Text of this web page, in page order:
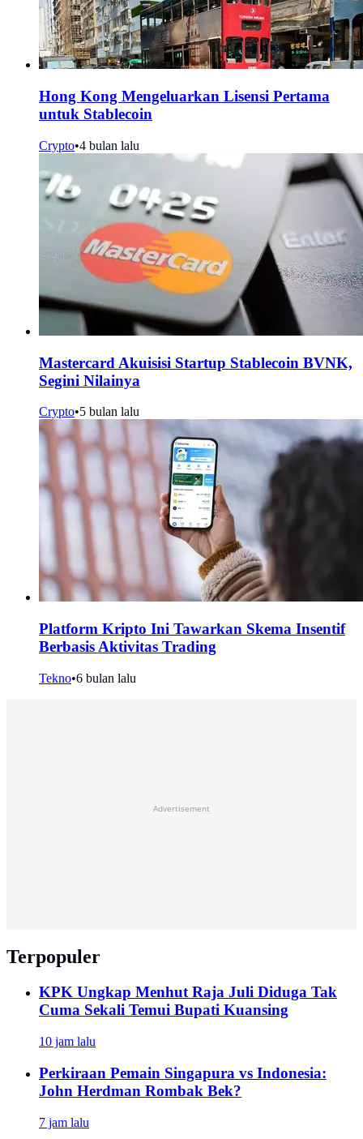
Hong Kong Mengeluarkan Lisensi Pertama
untuk Stablecoin
Crypto•4 bulan lalu
Mastercard Akuisisi Startup Stablecoin BVNK,
Segini Nilainya
Crypto•5 bulan lalu
Platform Kripto Ini Tawarkan Skema Insentif
Berbasis Aktivitas Trading
Tekno•6 bulan lalu
Advertisement
Terpopuler
KPK Ungkap Menhut Raja Juli Diduga Tak
Cuma Sekali Temui Bupati Kuansing
10 jam lalu
Perkiraan Pemain Singapura vs Indonesia:
John Herdman Rombak Bek?
7 jam lalu